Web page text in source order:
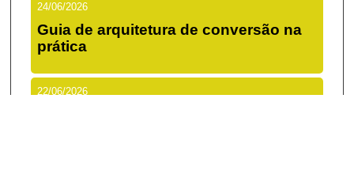
24/06/2026
Guia de arquitetura de conversão na
prática
22/06/2026